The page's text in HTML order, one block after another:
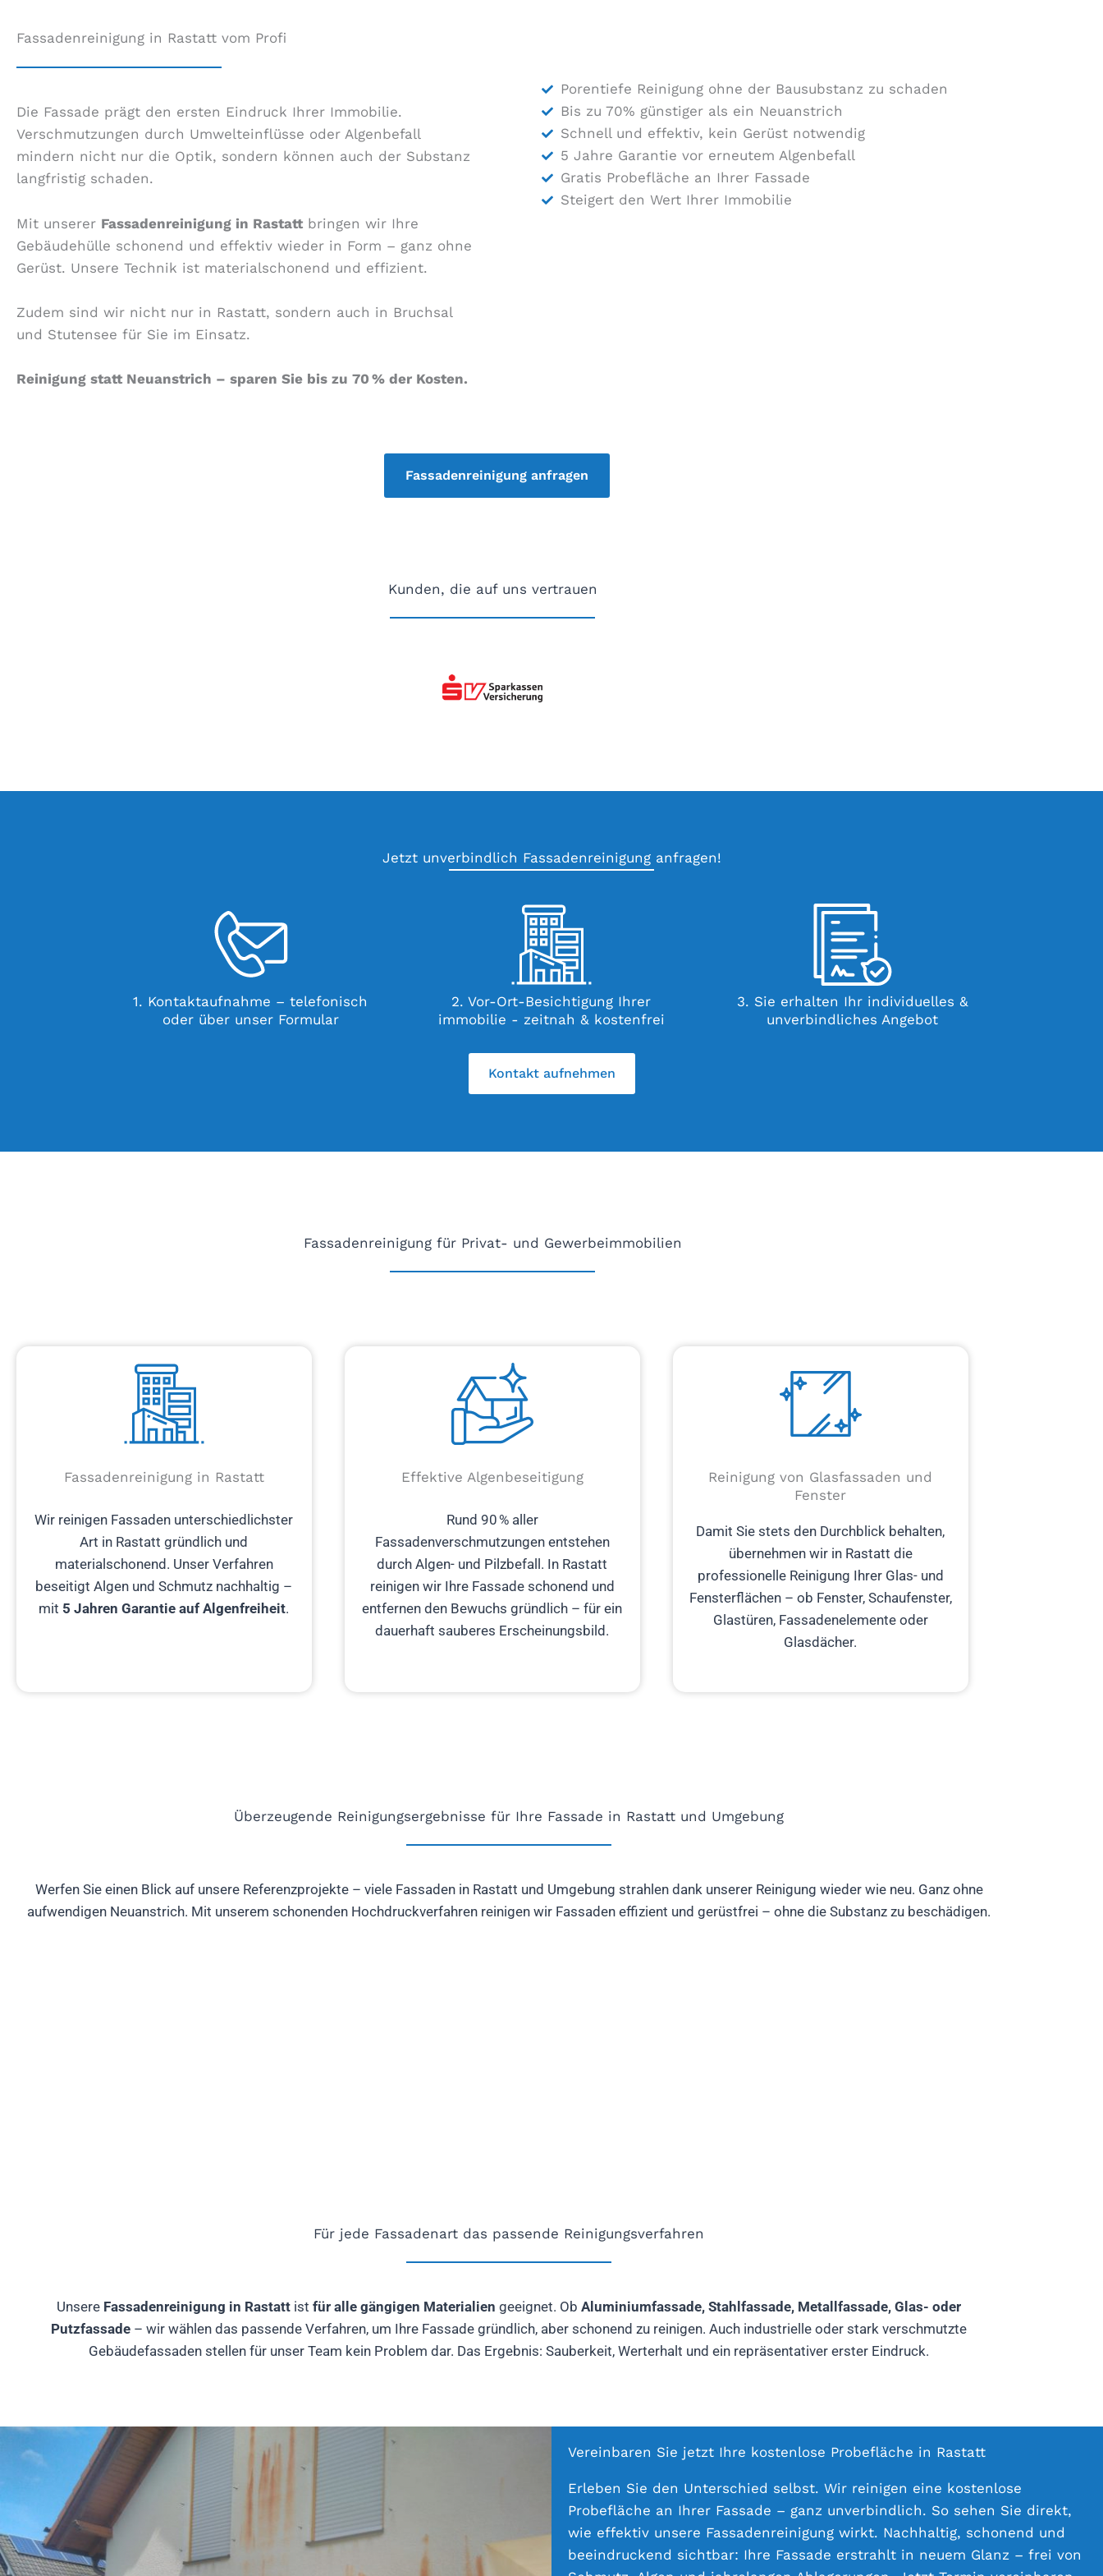
Fassadenreinigung in Rastatt vom Profi
Die Fassade prägt den ersten Eindruck Ihrer Immobilie.
Verschmutzungen durch Umwelteinflüsse oder Algenbefall
mindern nicht nur die Optik, sondern können auch der Substanz
langfristig schaden.
Mit unserer Fassadenreinigung in Rastatt bringen wir Ihre
Gebäudehülle schonend und effektiv wieder in Form – ganz ohne
Gerüst. Unsere Technik ist materialschonend und effizient.
Zudem sind wir nicht nur in Rastatt, sondern auch in Bruchsal
und Stutensee für Sie im Einsatz.
Reinigung statt Neuanstrich – sparen Sie bis zu 70 % der Kosten.
Porentiefe Reinigung ohne der Bausubstanz zu schaden
Bis zu 70% günstiger als ein Neuanstrich
Schnell und effektiv, kein Gerüst notwendig
5 Jahre Garantie vor erneutem Algenbefall
Gratis Probefläche an Ihrer Fassade
Steigert den Wert Ihrer Immobilie
Fassadenreinigung anfragen
Kunden, die auf uns vertrauen
Jetzt unverbindlich Fassadenreinigung anfragen!
1. Kontaktaufnahme – telefonisch
oder über unser Formular
2. Vor-Ort-Besichtigung Ihrer
immobilie - zeitnah & kostenfrei
3. Sie erhalten Ihr individuelles &
unverbindliches Angebot
Kontakt aufnehmen
Fassadenreinigung für Privat- und Gewerbeimmobilien
Fassadenreinigung in Rastatt
Wir reinigen Fassaden unterschiedlichster
Art in Rastatt gründlich und
materialschonend. Unser Verfahren
beseitigt Algen und Schmutz nachhaltig –
mit 5 Jahren Garantie auf Algenfreiheit.
Effektive Algenbeseitigung
Rund 90 % aller
Fassadenverschmutzungen entstehen
durch Algen- und Pilzbefall. In Rastatt
reinigen wir Ihre Fassade schonend und
entfernen den Bewuchs gründlich – für ein
dauerhaft sauberes Erscheinungsbild.
Reinigung von Glasfassaden und
Fenster
Damit Sie stets den Durchblick behalten,
übernehmen wir in Rastatt die
professionelle Reinigung Ihrer Glas- und
Fensterflächen – ob Fenster, Schaufenster,
Glastüren, Fassadenelemente oder
Glasdächer.
Überzeugende Reinigungsergebnisse für Ihre Fassade in Rastatt und Umgebung
Werfen Sie einen Blick auf unsere Referenzprojekte – viele Fassaden in Rastatt und Umgebung strahlen dank unserer Reinigung wieder wie neu. Ganz ohne
aufwendigen Neuanstrich. Mit unserem schonenden Hochdruckverfahren reinigen wir Fassaden effizient und gerüstfrei – ohne die Substanz zu beschädigen.
Für jede Fassadenart das passende Reinigungsverfahren
Unsere Fassadenreinigung in Rastatt ist für alle gängigen Materialien geeignet. Ob Aluminiumfassade, Stahlfassade, Metallfassade, Glas- oder
Putzfassade – wir wählen das passende Verfahren, um Ihre Fassade gründlich, aber schonend zu reinigen. Auch industrielle oder stark verschmutzte
Gebäudefassaden stellen für unser Team kein Problem dar. Das Ergebnis: Sauberkeit, Werterhalt und ein repräsentativer erster Eindruck.
Vereinbaren Sie jetzt Ihre kostenlose Probefläche in Rastatt
Erleben Sie den Unterschied selbst. Wir reinigen eine kostenlose
Probefläche an Ihrer Fassade – ganz unverbindlich. So sehen Sie direkt,
wie effektiv unsere Fassadenreinigung wirkt. Nachhaltig, schonend und
beeindruckend sichtbar: Ihre Fassade erstrahlt in neuem Glanz – frei von